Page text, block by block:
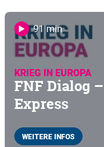
91 min
KRIEG IN EUROPA
FNF Dialog
Express
WEITERE INFOS